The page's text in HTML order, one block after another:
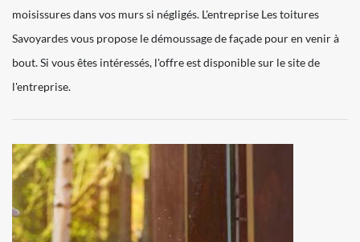
moisissures dans vos murs si négligés. L'entreprise Les toitures
Savoyardes vous propose le démoussage de façade pour en venir à
bout. Si vous êtes intéressés, l'offre est disponible sur le site de
l'entreprise.